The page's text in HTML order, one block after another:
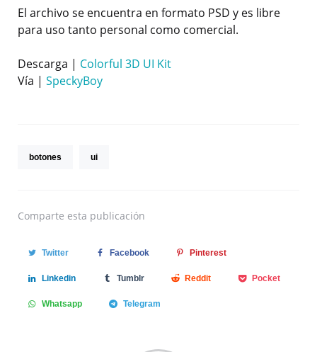
El archivo se encuentra en formato PSD y es libre
para uso tanto personal como comercial.
Descarga | Colorful 3D UI Kit
Vía | SpeckyBoy
botones ui
Comparte esta publicación
Twitter Facebook Pinterest
Linkedin Tumblr Reddit Pocket
Whatsapp Telegram